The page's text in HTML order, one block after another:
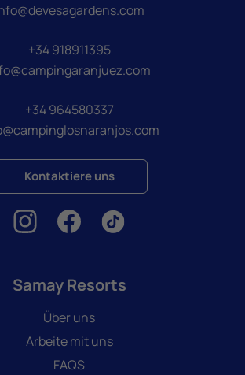
+34 918911395
+34 964580337
Kontaktiere uns
Samay Resorts
Über uns
Arbeite mit uns
FAQS